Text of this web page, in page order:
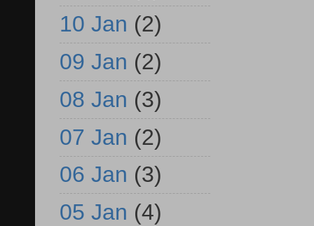
10 Jan (2)
09 Jan (2)
08 Jan (3)
07 Jan (2)
06 Jan (3)
05 Jan (4)